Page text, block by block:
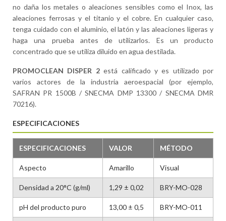
no daña los metales o aleaciones sensibles como el Inox, las
aleaciones ferrosas y el titanio y el cobre. En cualquier caso,
tenga cuidado con el aluminio, el latón y las aleaciones ligeras y
haga una prueba antes de utilizarlos. Es un producto
concentrado que se utiliza diluido en agua destilada.
PROMOCLEAN DISPER 2está calificado y es utilizado por
varios actores de la industria aeroespacial (por ejemplo,
SAFRAN PR 1500B / SNECMA DMP 13300 / SNECMA DMR
70216).
ESPECIFICACIONES
ESPECIFICACIONES VALOR MÉTODO
Aspecto Amarillo Visual
Densidad a 20°C (g/ml) 1,29 ± 0,02 BRY-MO-028
pH del producto puro 13,00 ± 0,5 BRY-MO-011